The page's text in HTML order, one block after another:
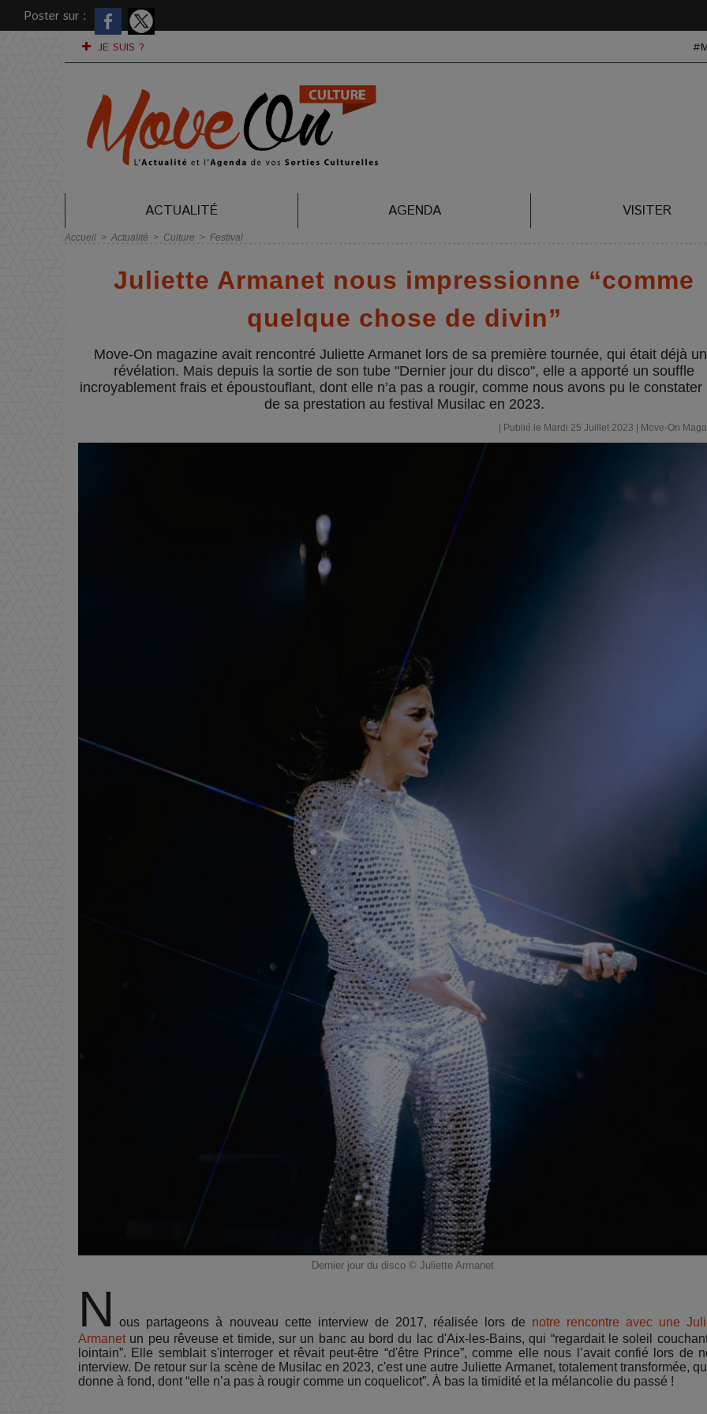
Poster sur :
JE SUIS ?
ACTUALITÉ AGENDA VISITER
Accueil > Actualité > Culture > Festival
Juliette Armanet nous impressionne “comme
quelque chose de divin”
Move-On magazine avait rencontré Juliette Armanet lors de sa première tournée, qui était déjà
révélation. Mais depuis la sortie de son tube "Dernier jour du disco", elle a apporté un souffle
incroyablement frais et époustouflant, dont elle n’a pas a rougir, comme nous avons pu le constater
de sa prestation au festival Musilac en 2023.
| Publié le Mardi 25 Juillet 2023 | Move-On
Dernier jour du disco © Juliette Armanet
N ous partageons à nouveau cette interview de 2017, réalisée lors de notre rencontre avec une
Armanet un peu rêveuse et timide, sur un banc au bord du lac d'Aix-les-Bains, qui “regardait le soleil
lointain”. Elle semblait s'interroger et rêvait peut-être “d'être Prince”, comme elle nous l’avait confié lors de
interview. De retour sur la scène de Musilac en 2023, c'est une autre Juliette Armanet, totalement transformée,
donne à fond, dont “elle n’a pas à rougir comme un coquelicot”. À bas la timidité et la mélancolie du passé !